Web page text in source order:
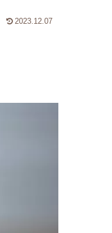
2023.12.07